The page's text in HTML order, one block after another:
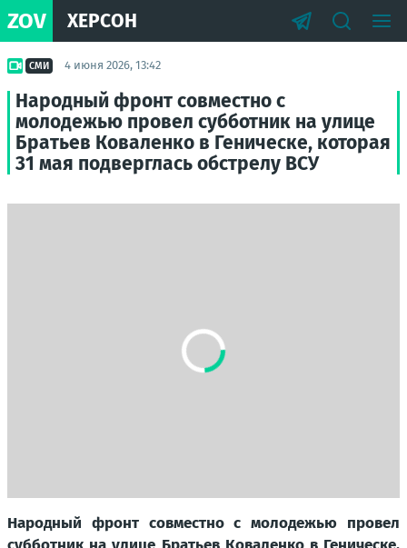
ZOV ХЕРСОН
СМИ 4 июня 2026, 13:42
Народный фронт совместно с
молодежью провел субботник на улице
Братьев Коваленко в Геническе, которая
31 мая подверглась обстрелу ВСУ
Народный фронт совместно с молодежью провел